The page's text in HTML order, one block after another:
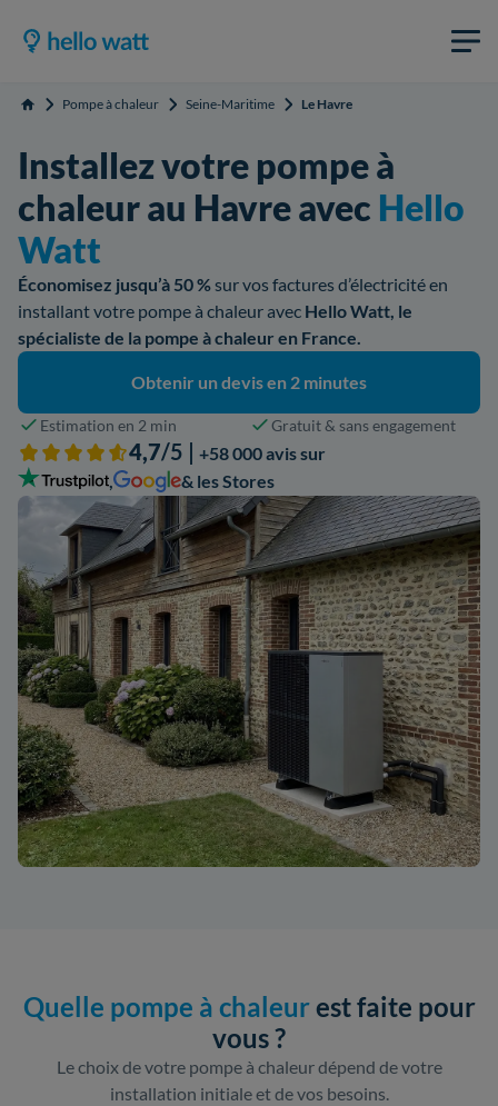
Accueil Pompe à chaleur Seine-Maritime Le Havre
Installez votre pompe à
chaleur au Havre avec Hello
Watt
Économisez jusqu’à 50 %sur vos factures d’électricité en
installant votre pompe à chaleur avec Hello Watt, le
spécialiste de la pompe à chaleur en France.
Obtenir un devis en 2 minutes
Estimation en 2 min Gratuit & sans engagement
4,7/5 | +58 000 avis sur
,
& les Stores
Quelle pompe à chaleurest faite pour
vous ?
Le choix de votre pompe à chaleur dépend de votre
installation initiale et de vos besoins.